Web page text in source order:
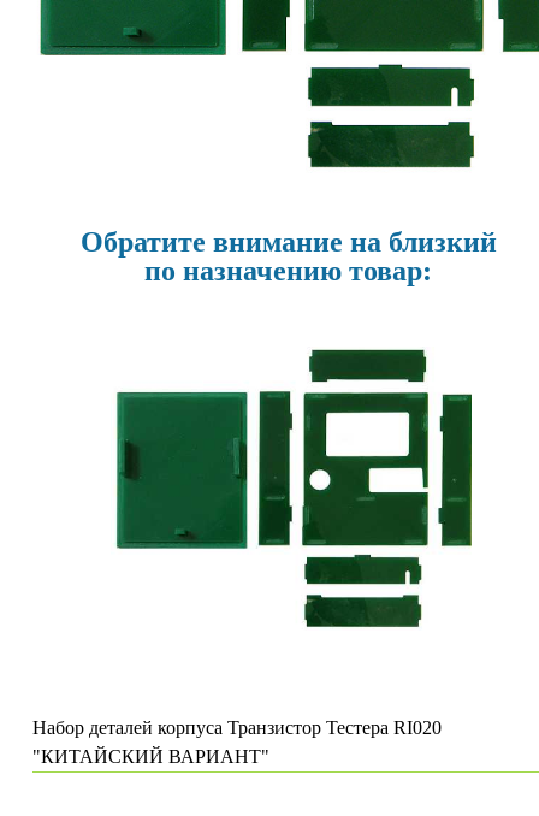
Обратите внимание на близкий
по назначению товар:
Набор деталей корпуса Транзистор Тестера RI020
"КИТАЙСКИЙ ВАРИАНТ"